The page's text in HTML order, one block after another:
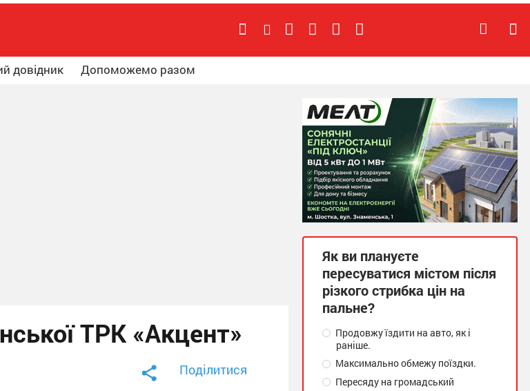
довідник Допоможемо разом
ТРК «Акцент»
Поділитися
Як ви плануєте
пересуватися містом після
різкого стрибка цін на
пальне?
Продовжу їздити на авто, як і
раніше.
Максимально обмежу поїздки.
Пересяду на громадський